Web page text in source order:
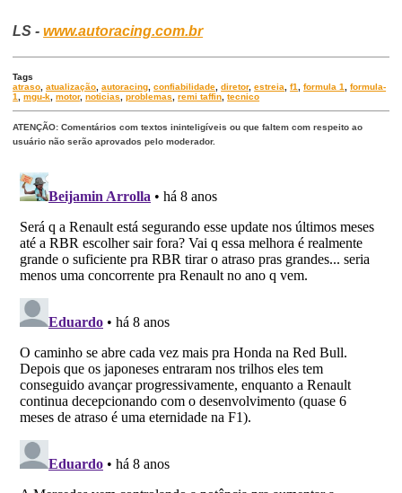
LS -www.autoracing.com.br
Tags
atraso ,atualização ,autoracing ,confiabilidade ,diretor,estreia ,f1 ,formula 1 ,formula-
1
,mgu-k ,motor,noticias ,problemas ,remi taffin ,tecnico
ATENÇÃO: Comentários com textos ininteligíveis ou que faltem com respeito ao
usuário não serão aprovados pelo moderador.